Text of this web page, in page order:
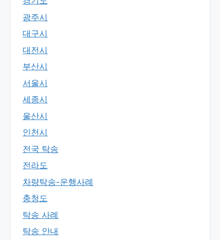
광주시
대구시
대전시
부산시
서울시
세종시
울산시
인천시
전국 탁송
전라도
차량탁송-운행사례
충청도
탁송 사례
탁송 안내